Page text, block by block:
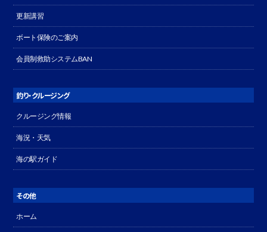
更新講習
ボート保険のご案内
会員制救助システムBAN
釣り・クルージング
クルージング情報
海況・天気
海の駅ガイド
その他
ホーム